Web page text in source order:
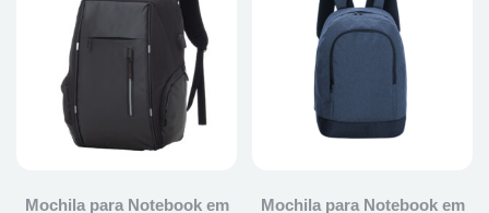
Mochila para Notebook em
Mochila para Notebook em